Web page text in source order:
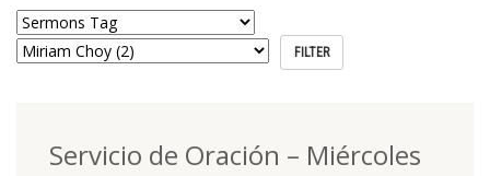
Servicio de Oración – Miércoles